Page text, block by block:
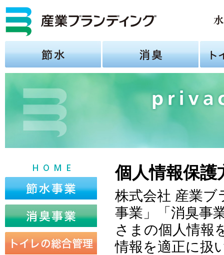
個人情報保護
株式会社 産業ブ
事業」「消臭事
さまの個人情報
情報を適正に扱